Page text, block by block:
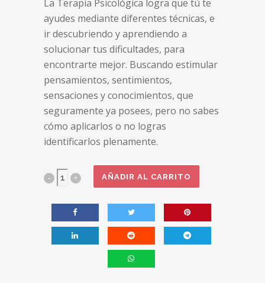
La Terapia Psicológica logra que tú te
ayudes mediante diferentes técnicas, e
ir descubriendo y aprendiendo a
solucionar tus dificultades, para
encontrarte mejor. Buscando estimular
pensamientos, sentimientos,
sensaciones y conocimientos, que
seguramente ya posees, pero no sabes
cómo aplicarlos o no logras
identificarlos plenamente.
Dos
individuales
con
AÑADIR AL CARRITO